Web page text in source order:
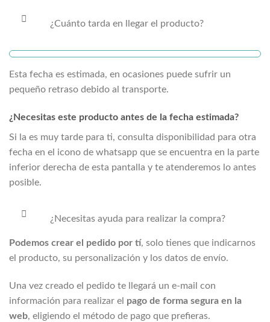
¿Cuánto tarda en llegar el producto?
Esta fecha es estimada, en ocasiones puede sufrir un
pequeño retraso debido al transporte.
¿Necesitas este producto antes de la fecha estimada?
Si la es muy tarde para ti, consulta disponibilidad para otra
fecha en el icono de whatsapp que se encuentra en la parte
inferior derecha de esta pantalla y te atenderemos lo antes
posible.
¿Necesitas ayuda para realizar la compra?
Podemos crear el pedido por tí, solo tienes que indicarnos
el producto, su personalización y los datos de envío.
Una vez creado el pedido te llegará un e-mail con
información para realizar el pago de forma segura en la
web, eligiendo el método de pago que prefieras.